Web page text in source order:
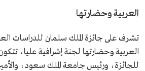
العربية وحضارتها
تشرف على جائزة الملك سلمان للدراسات
العربية وحضارتها لجنة إشرافية عليا،
للجائزة، ورئيس جامعة الملك سعود،